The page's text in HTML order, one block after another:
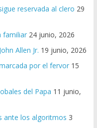
reservada al clero 29
familiar 24 junio, 2026
Allen Jr. 19 junio, 2026
por el fervor 15
del Papa 11 junio,
ante los algoritmos 3